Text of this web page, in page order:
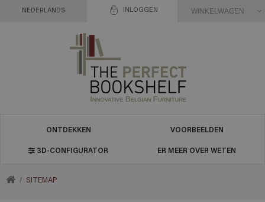
INLOGGEN
NEDERLANDS WINKELWAGEN
ONTDEKKEN VOORBEELDEN
3D-CONFIGURATOR ER MEER OVER WETEN
TERUGSITEMAP